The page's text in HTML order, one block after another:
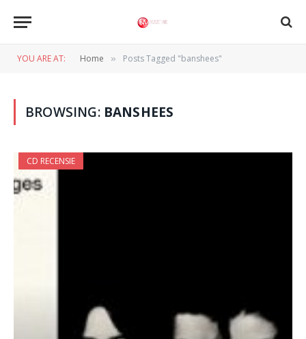
YOU ARE AT: Home » Posts Tagged "banshees"
BROWSING: BANSHEES
CD RECENSIE